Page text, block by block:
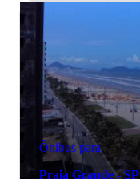
Ônibus para
Praia Grande - SP